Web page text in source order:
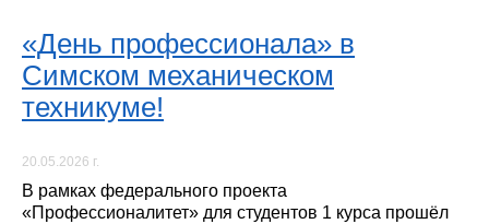
«День профессионала» в
Симском механическом
техникуме!
20.05.2026 г.
В рамках федерального проекта
«Профессионалитет» для студентов 1 курса прошёл